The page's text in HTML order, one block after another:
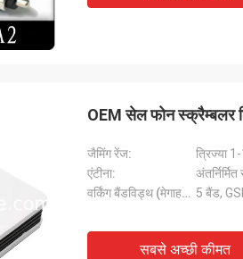
OEM सेल फोन स्क्रैम्बलर
जैमिंग रेंज:
त्रिज्या
एंटीना:
वर्किंग बैंडविड्थ (मेगाहर्ट्ज): 5 बैंड,
सबसे अच्छी कीमत